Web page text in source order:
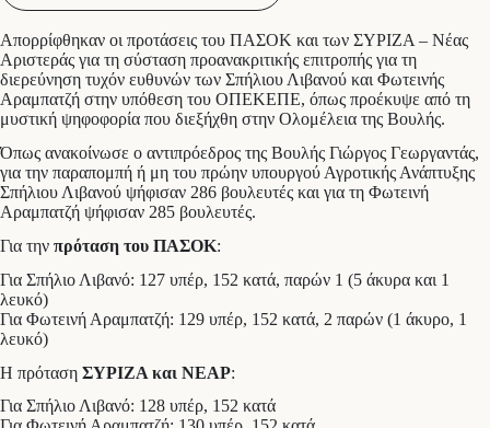
Απορρίφθηκαν οι προτάσεις του ΠΑΣΟΚ και των ΣΥΡΙΖΑ – Νέας
Αριστεράς για τη σύσταση προανακριτικής επιτροπής για τη
διερεύνηση τυχόν ευθυνών των Σπήλιου Λιβανού και Φωτεινής
Αραμπατζή στην υπόθεση του ΟΠΕΚΕΠΕ, όπως προέκυψε από τη
μυστική ψηφοφορία που διεξήχθη στην Ολομέλεια της Βουλής.
Όπως ανακοίνωσε ο αντιπρόεδρος της Βουλής Γιώργος Γεωργαντάς,
για την παραπομπή ή μη του πρώην υπουργού Αγροτικής Ανάπτυξης
Σπήλιου Λιβανού ψήφισαν 286 βουλευτές και για τη Φωτεινή
Αραμπατζή ψήφισαν 285 βουλευτές.
Για την πρόταση του ΠΑΣΟΚ:
Για Σπήλιο Λιβανό: 127 υπέρ, 152 κατά, παρών 1 (5 άκυρα και 1
λευκό)
Για Φωτεινή Αραμπατζή: 129 υπέρ, 152 κατά, 2 παρών (1 άκυρο, 1
λευκό)
Η πρόταση ΣΥΡΙΖΑ και ΝΕΑΡ:
Για Σπήλιο Λιβανό: 128 υπέρ, 152 κατά